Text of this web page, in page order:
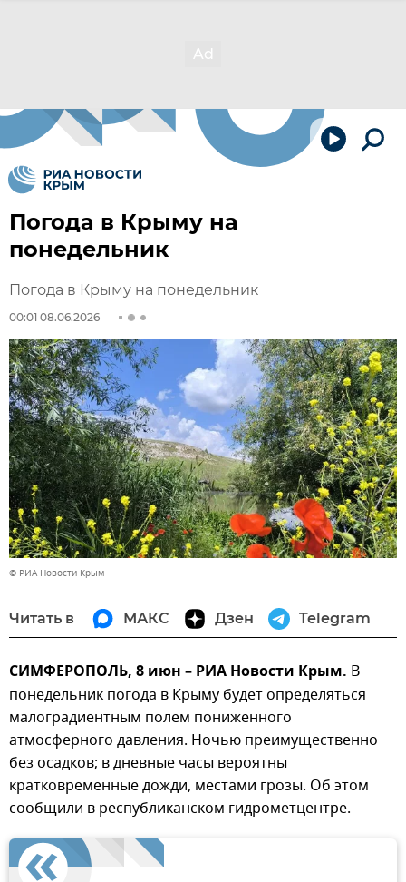
Погода в Крыму на
понедельник
Погода в Крыму на понедельник
00:01 08.06.2026
© РИА Новости Крым
Читать в МАКС Дзен Telegram
СИМФЕРОПОЛЬ, 8 июн – РИА Новости Крым. В
понедельник погода в Крыму будет определяться
малоградиентным полем пониженного
атмосферного давления. Ночью преимущественно
без осадков; в дневные часы вероятны
кратковременные дожди, местами грозы. Об этом
сообщили в республиканском гидрометцентре.